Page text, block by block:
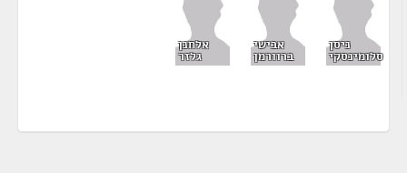
ניסן
סלומינסקי
אבישי
ברוורמן
אלחנן
גלזר